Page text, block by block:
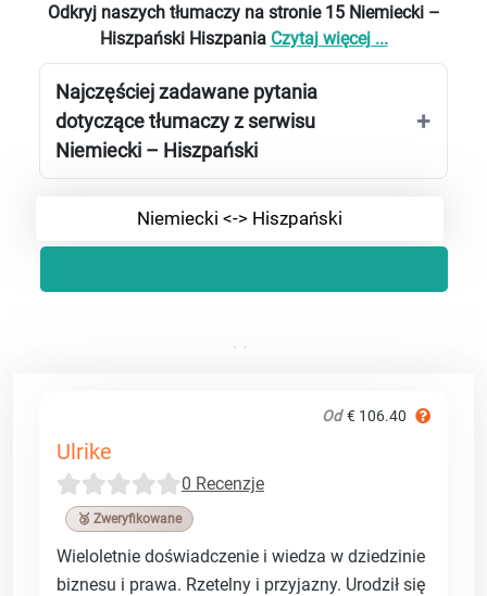
Odkryj naszych tłumaczy na stronie 15 Niemiecki –
Hiszpański Hiszpania Czytaj więcej ...
Najczęściej zadawane pytania
dotyczące tłumaczy z serwisu
Niemiecki – Hiszpański
Niemiecki <-> Hiszpański
Od € 106.40
Ulrike
0 Recenzje
🥉 Zweryfikowane
Wieloletnie doświadczenie i wiedza w dziedzinie
biznesu i prawa. Rzetelny i przyjazny. Urodził się